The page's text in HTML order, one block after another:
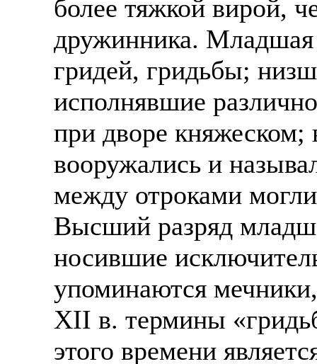
более тяжкой вирой,
дружинника. Младшая
гридей, гридьбы;
исполнявшие
при дворе княжеском;
вооружались и
между отроками
Высший разряд
носившие
упоминаются
XII в. термины
этого времени